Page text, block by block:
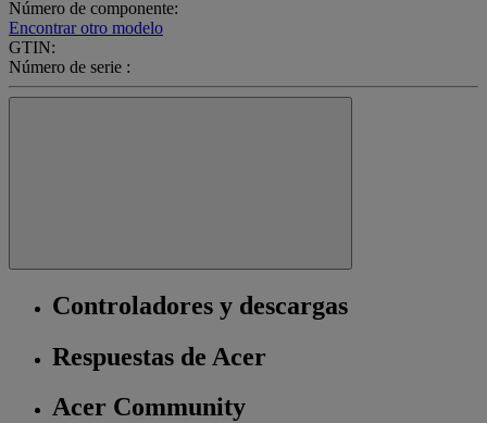
Número de componente:
Encontrar otro modelo
GTIN:
Número de serie :
Controladores y descargas
Respuestas de Acer
Acer Community